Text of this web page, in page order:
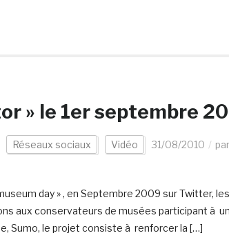
» le 1er septembre
Réseaux sociaux Vidéo 31/08/2010 par
day » , en Septembre 2009 sur Twitter,
aux conservateurs de musées participant à
Sumo, le projet consiste à renforcer la […]